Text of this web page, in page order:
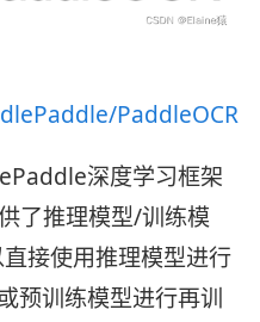
PaddleOCR
深度学习框架
了推理模型/训练模
接使用推理模型进行
预训练模型进行再训